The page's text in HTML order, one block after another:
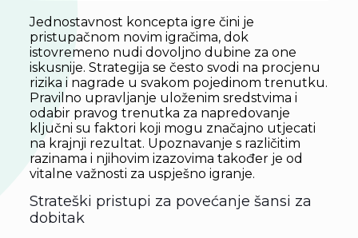
Jednostavnost koncepta igre čini je
pristupačnom novim igračima, dok
istovremeno nudi dovoljno dubine za one
iskusnije. Strategija se često svodi na procjenu
rizika i nagrade u svakom pojedinom trenutku.
Pravilno upravljanje uloženim sredstvima i
odabir pravog trenutka za napredovanje
ključni su faktori koji mogu značajno utjecati
na krajnji rezultat. Upoznavanje s različitim
razinama i njihovim izazovima također je od
vitalne važnosti za uspješno igranje.
Strateški pristupi za povećanje šansi za
dobitak